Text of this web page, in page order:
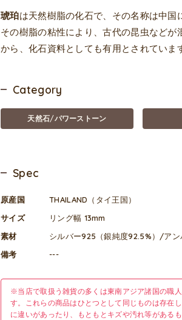
琥珀は天然樹脂の化石で、その名称は中国
その樹脂の粘性により、古代の昆虫など
から、化石資料としても有用とされていま
Category
天然石/パワーストーン
Spec
原産国
THAILAND（タイ王国）
サイズ
リング幅 13mm
素材
シルバー925（銀純度92.5%）/アン
備考
---
※当店で取扱う雑貨の多くは東南アジア諸国の職
す。これらの商品はひとつとして同じものは存在
に違いがあったり、もともとキズや汚れ等がある